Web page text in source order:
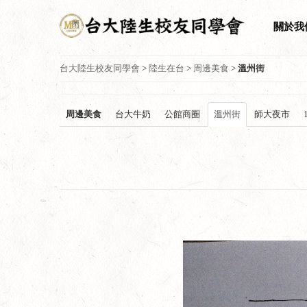
關於我
台大陸生校友同學會 > 陸生在台 > 周邊美食 > 溫州街
周邊美食 台大牛奶 公館商圈 溫州街 師大夜市